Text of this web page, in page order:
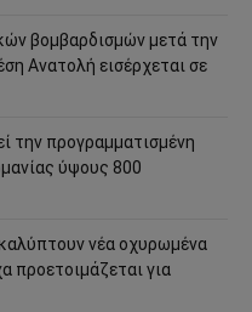
βομβαρδισμών μετά την
Ανατολή εισέρχεται σε
την προγραμματισμένη
ύψους 800
νέα οχυρωμένα
για